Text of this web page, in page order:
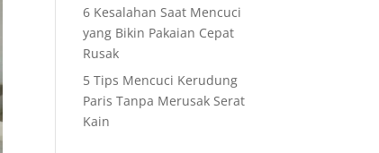
6 Kesalahan Saat Mencuci
yang Bikin Pakaian Cepat
Rusak
5 Tips Mencuci Kerudung
Paris Tanpa Merusak Serat
Kain